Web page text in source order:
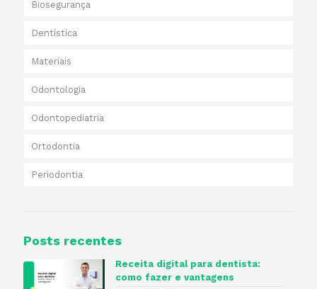
Biosegurança
Dentística
Materiais
Odontologia
Odontopediatria
Ortodontia
Periodontia
Posts recentes
Receita digital para dentista​:
como fazer e vantagens